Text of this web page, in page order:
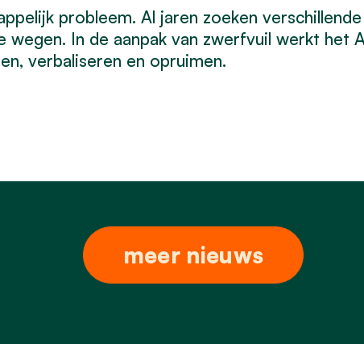
probleem. Al jaren zoeken
In de aanpak van zwerfvuil werkt het
verbaliseren en opruimen.
meer nieuws